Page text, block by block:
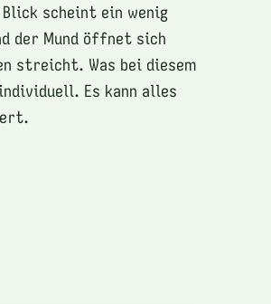
scheint ein wenig
der Mund öffnet sich
streicht. Was bei diesem
Es kann alles